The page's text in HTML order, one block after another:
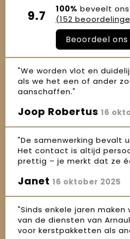
9.7 100% beveelt
(152
Beoordeel ons
"We worden vlot en
als we het een of ander
aanschaffen."
Joop Robertus 16
"De samenwerking bevalt
Het contact is altijd
prettig – je merkt dat ze
Janet 16 oktober 2025
"Sinds enkele jaren maken
van de diensten van
voor kerstpakketten als